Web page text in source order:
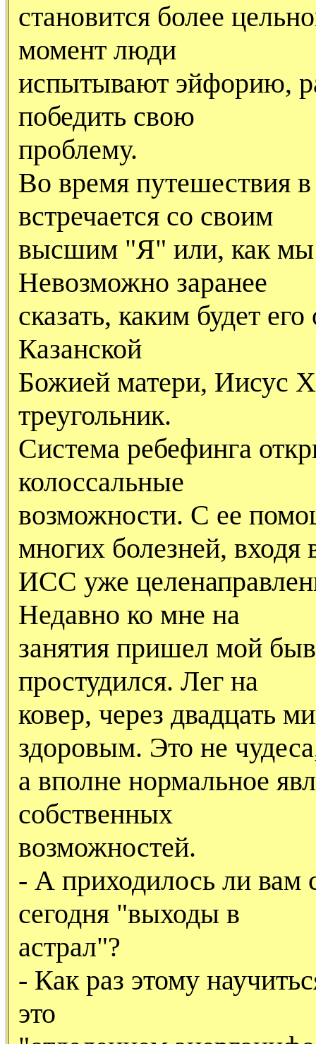
становится более
момент люди
испытывают эйфорию,
победить свою
проблему.
Во время путешествия
встречается со своим
высшим "Я" или, как
Hевозможно заранее
сказать, каким будет
Казанской
Божией матери, Иисус
треугольник.
Система ребефинга
колоссальные
возможности. С ее
многих болезней, входя
ИСС уже
Hедавно ко мне на
занятия пришел мой
простудился. Лег на
ковер, через двадцать
здоровым. Это не
а вполне нормальное
собственных
возможностей.
- А приходилось ли вам
сегодня "выходы в
астрал"?
- Как раз этому
это